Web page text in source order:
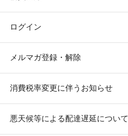
ログイン
メルマガ登録・解除
消費税率変更に伴うお知らせ
悪天候等による配達遅延について